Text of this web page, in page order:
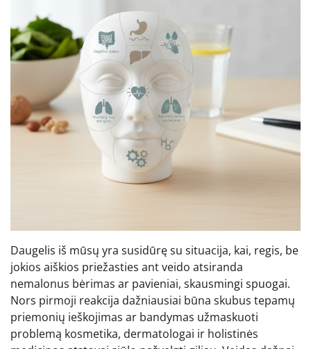
Daugelis iš mūsų yra susidūrę su situacija, kai, regis, be
jokios aiškios priežasties ant veido atsiranda
nemalonus bėrimas ar pavieniai, skausmingi spuogai.
Nors pirmoji reakcija dažniausiai būna skubus tepamų
priemonių ieškojimas ar bandymas užmaskuoti
problemą kosmetika, dermatologai ir holistinės